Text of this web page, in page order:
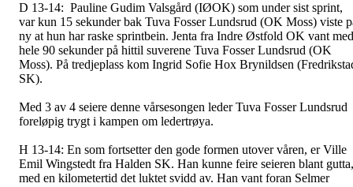
D 13-14: Pauline Gudim Valsgård (IØOK) som under sist sprint,
var kun 15 sekunder bak Tuva Fosser Lundsrud (OK Moss) viste
ny at hun har raske sprintbein. Jenta fra Indre Østfold OK vant med
hele 90 sekunder på hittil suverene Tuva Fosser Lundsrud (OK
Moss). På tredjeplass kom Ingrid Sofie Hox Brynildsen
SK).
Med 3 av 4 seiere denne vårsesongen leder Tuva Fosser Lundsrud
foreløpig trygt i kampen om ledertrøya.
H 13-14: En som fortsetter den gode formen utover våren, er Ville
Emil Wingstedt fra Halden SK. Han kunne feire seieren blant gutta,
med en kilometertid det luktet svidd av. Han vant foran Selmer